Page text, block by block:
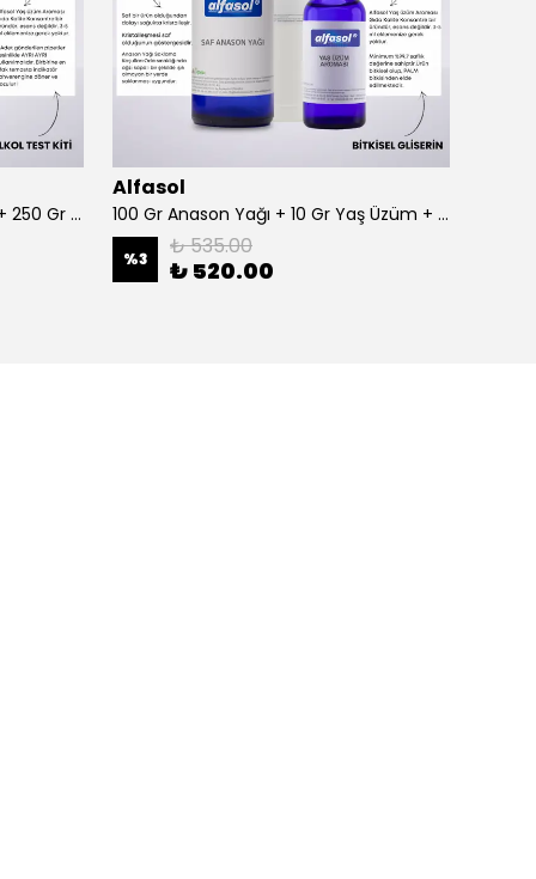
100 Gr Anason + Alkol Test Kiti + 250 Gr Gliserin
Alfasol
100 Gr Anason Yağı + 10 Gr Yaş Üzüm + 250 Gr Gliserin
%3 ₺ 535.00
₺ 520.00